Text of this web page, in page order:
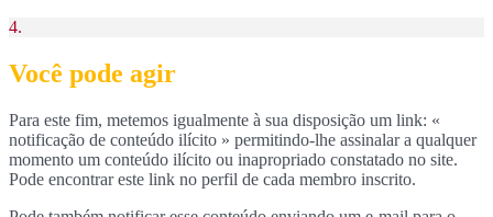
4.
Você pode agir
Para este fim, metemos igualmente à sua disposição um link: «
notificação de conteúdo ilícito » permitindo-lhe assinalar a qualquer
momento um conteúdo ilícito ou inapropriado constatado no site.
Pode encontrar este link no perfil de cada membro inscrito.